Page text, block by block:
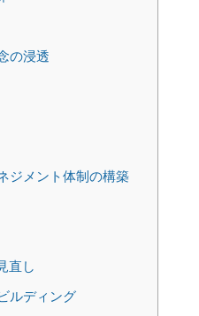
の浸透
ジメント体制の構築
直し
ルディング